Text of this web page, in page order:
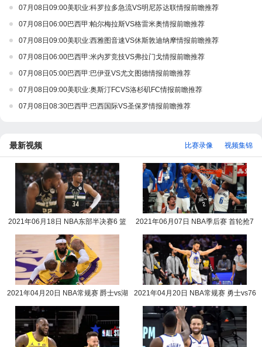
07月08日09:00美职业:科罗拉多急流VS明尼苏达联情报前瞻推荐
07月08日06:00巴西甲:帕尔梅拉斯VS格雷米奥情报前瞻推荐
07月08日09:00美职业:西雅图音速VS休斯敦迪纳摩情报前瞻推荐
07月08日06:00巴西甲:米内罗竞技VS弗拉门戈情报前瞻推荐
07月08日05:00巴西甲:巴伊亚VS尤文图德情报前瞻推荐
07月08日09:00美职业:奥斯汀FCVS洛杉矶FC情报前瞻推荐
07月08日08:30巴西甲:巴西国际VS圣保罗情报前瞻推荐
最新视频 视频集锦
比赛录像
2021年06月18日 NBA东部半决赛6 篮
2021年06月07日 NBA季后赛 首轮抢7
2021年04月20日 NBA常规赛 爵士vs湖
2021年04月20日 NBA常规赛 勇士vs76